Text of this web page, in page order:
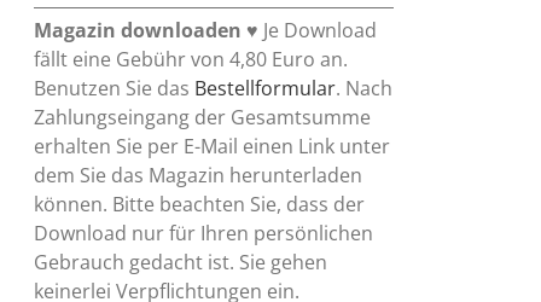
Magazin downloaden ♥ Je Download
fällt eine Gebühr von 4,80 Euro an.
Benutzen Sie das Bestellformular. Nach
Zahlungseingang der Gesamtsumme
erhalten Sie per E-Mail einen Link unter
dem Sie das Magazin herunterladen
können. Bitte beachten Sie, dass der
Download nur für Ihren persönlichen
Gebrauch gedacht ist. Sie gehen
keinerlei Verpflichtungen ein.